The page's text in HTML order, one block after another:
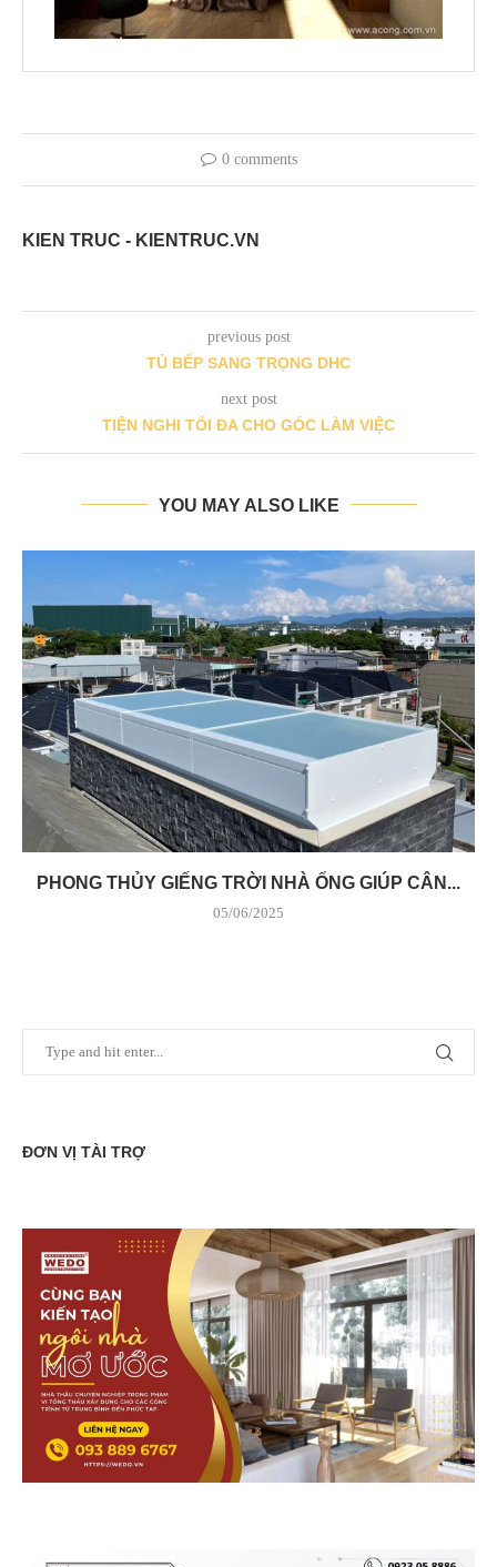
0 comments
KIEN TRUC - KIENTRUC.VN
previous post
TỦ BẾP SANG TRỌNG DHC
next post
TIỆN NGHI TỐI ĐA CHO GÓC LÀM VIỆC
YOU MAY ALSO LIKE
PHONG THỦY GIẾNG TRỜI NHÀ ỐNG GIÚP CÂN...
05/06/2025
ĐƠN VỊ TÀI TRỢ